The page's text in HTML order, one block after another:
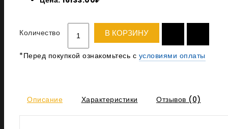
Количество В КОРЗИНУ
*Перед покупкой ознакомьтесь с условиями оплаты
Описание Характеристики Отзывов (0)